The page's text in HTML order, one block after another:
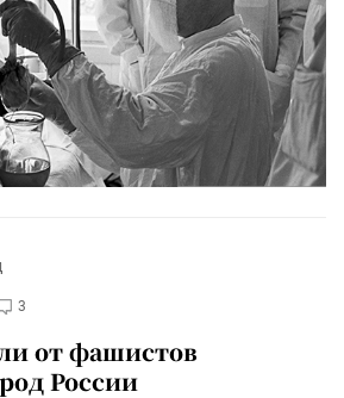
3
от фашистов
России